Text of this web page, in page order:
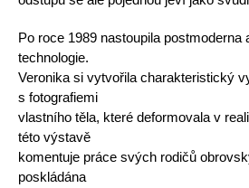
Po roce 1989 nastoupila postmoderna
technologie.
Veronika si vytvořila charakteristický
s fotografiemi
vlastního těla, které deformovala v
této výstavě
komentuje práce svých rodičů
poskládána